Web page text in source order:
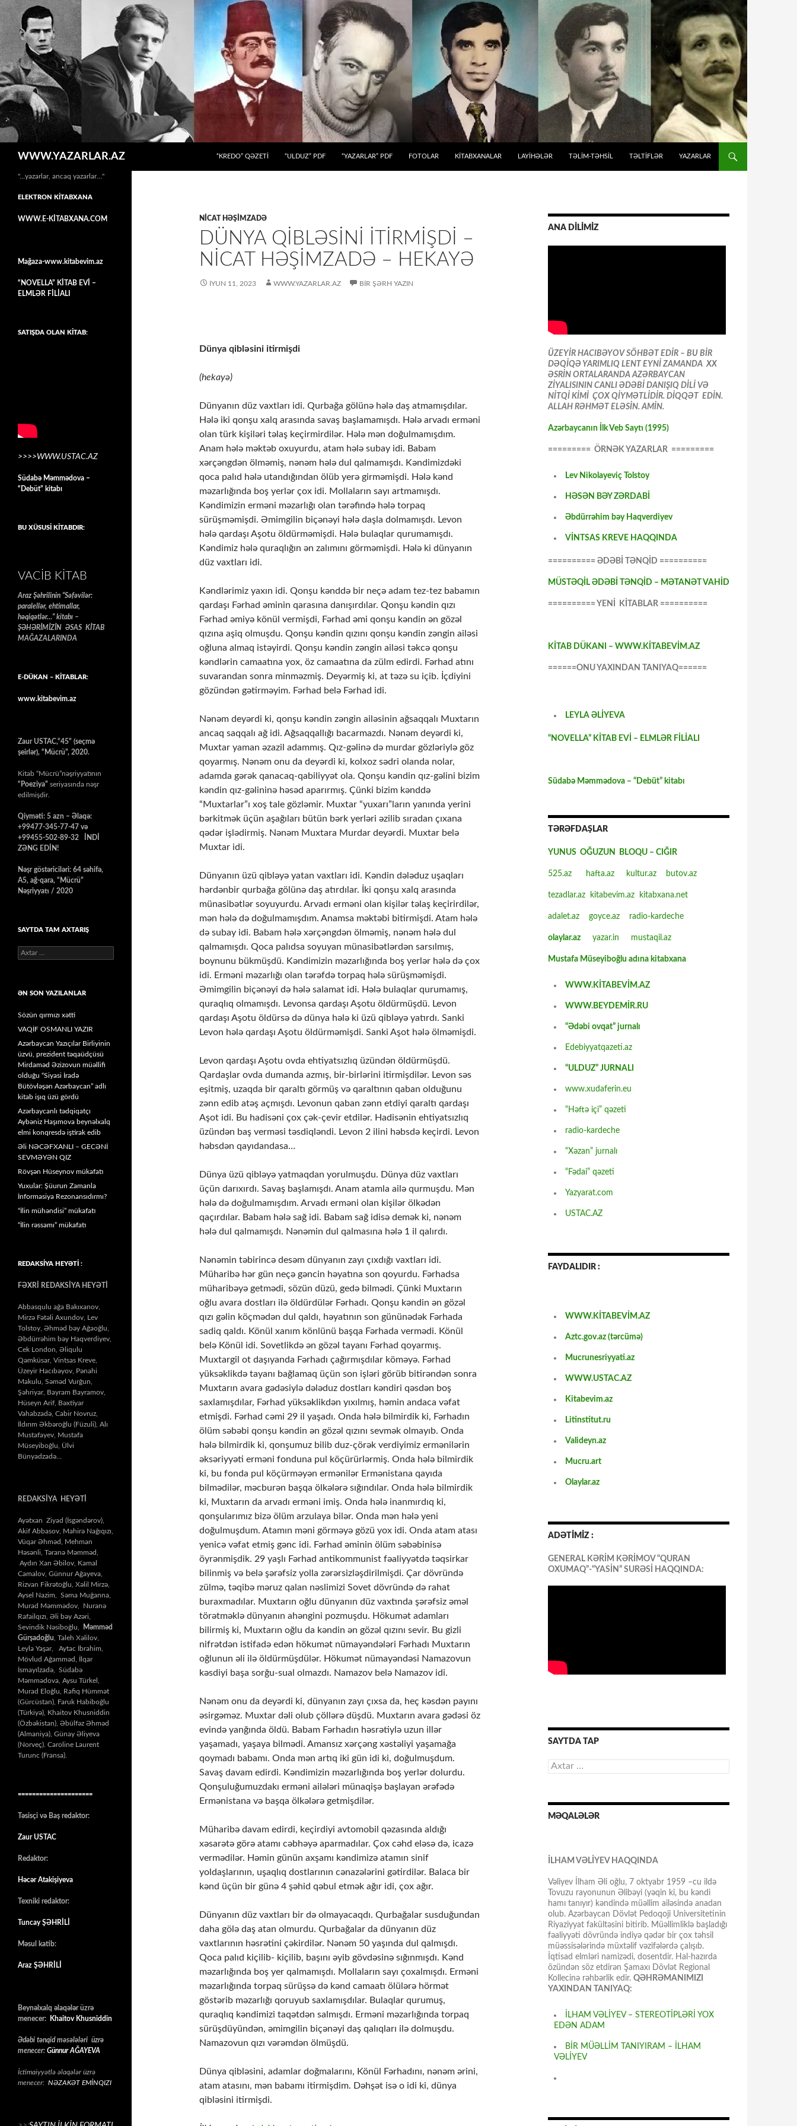
WWW.YAZARLAR.AZ
“KREDO” QƏZETİ
“ULDUZ” PDF “YAZARLAR” PDF FOTOLAR KİTABXANALAR LAYİHƏLƏR TƏLIM-TƏHSIL TƏLTİFLƏR YAZARLAR
NICAT HƏŞIMZADƏ
DÜNYA QIBLƏSINI ITIRMIŞDI –
NICAT HƏŞIMZADƏ – HEKAYƏ
İYUN 11, 2023 WWW.YAZARLAR.AZ BIR ŞƏRH YAZIN
Dünya qibləsini itirmişdi
(hekayə)
Dünyanın düz vaxtları idi. Qurbağa gölünə hələ daş atmamışdılar.
Hələ iki qonşu xalq arasında savaş başlamamışdı. Hələ arvadı erməni
olan türk kişiləri təlaş keçirmirdilər. Hələ mən doğulmamışdım.
Anam hələ məktəb oxuyurdu, atam hələ subay idi. Babam
xərçəngdən ölməmiş, nənəm hələ dul qalmamışdı. Kəndimizdəki
qoca palıd hələ utandığından ölüb yerə girməmişdi. Hələ kənd
məzarlığında boş yerlər çox idi. Mollaların sayı artmamışdı.
Kəndimizin erməni məzarlığı olan tərəfində hələ torpaq
sürüşməmişdi. Əmimgilin biçənəyi hələ daşla dolmamışdı. Levon
hələ qardaşı Aşotu öldürməmişdi. Hələ bulaqlar qurumamışdı.
Kəndimiz hələ quraqlığın ən zalımını görməmişdi. Hələ ki dünyanın
düz vaxtları idi.
Kəndlərimiz yaxın idi. Qonşu kənddə bir neçə adam tez-tez babamın
qardaşı Fərhad əminin qarasına danışırdılar. Qonşu kəndin qızı
Fərhad əmiyə könül vermişdi, Fərhad əmi qonşu kəndin ən gözəl
qızına aşiq olmuşdu. Qonşu kəndin qızını qonşu kəndin zəngin ailəsi
oğluna almaq istəyirdi. Qonşu kəndin zəngin ailəsi təkcə qonşu
kəndlərin camaatına yox, öz camaatına da zülm edirdi. Fərhad atını
suvarandan sonra minməzmiş. Deyərmiş ki, at təzə su içib. İçdiyini
gözündən gətirməyim. Fərhad belə Fərhad idi.
Nənəm deyərdi ki, qonşu kəndin zəngin ailəsinin ağsaqqalı Muxtarın
ancaq saqqalı ağ idi. Ağsaqqallığı bacarmazdı. Nənəm deyərdi ki,
Muxtar yaman əzazil adammış. Qız-gəlinə də murdar gözləriylə göz
qoyarmış. Nənəm onu da deyərdi ki, kolxoz sədri olanda nolar,
adamda gərək qanacaq-qabiliyyət ola. Qonşu kəndin qız-gəlini bizim
kəndin qız-gəlininə həsəd aparırmış. Çünki bizim kənddə
“Muxtarlar”ı xoş tale gözləmir. Muxtar “yuxarı”ların yanında yerini
bərkitmək üçün aşağıları bütün bərk yerləri əzilib sıradan çıxana
qədər işlədirmiş. Nənəm Muxtara Murdar deyərdi. Muxtar belə
Muxtar idi.
Dünyanın üzü qibləyə yatan vaxtları idi. Kəndin dələduz uşaqları
hərdənbir qurbağa gölünə daş atırdılar. İki qonşu xalq arasında
münasibətlər soyuyurdu. Arvadı erməni olan kişilər təlaş keçirirdilər,
mən hələ də doğulmamışdım. Anamsa məktəbi bitirmişdi. Atam hələ
də subay idi. Babam hələ xərçəngdən ölməmiş, nənəm hələ dul
qalmamışdı. Qoca palıdsa soyuyan münasibətlərdən sarsılmış,
boynunu bükmüşdü. Kəndimizin məzarlığında boş yerlər hələ də çox
idi. Erməni məzarlığı olan tərəfdə torpaq hələ sürüşməmişdi.
Əmimgilin biçənəyi də hələ salamat idi. Hələ bulaqlar qurumamış,
quraqlıq olmamışdı. Levonsa qardaşı Aşotu öldürmüşdü. Levon
qardaşı Aşotu öldürsə də dünya hələ ki üzü qibləyə yatırdı. Sanki
Levon hələ qardaşı Aşotu öldürməmişdi. Sanki Aşot hələ ölməmişdi.
Levon qardaşı Aşotu ovda ehtiyatsızlıq üzündən öldürmüşdü.
Qardaşlar ovda dumanda azmış, bir-birlərini itirmişdilər. Levon səs
eşitmiş, uzaqda bir qaraltı görmüş və qaraltının qaban olduğunu
zənn edib atəş açmışdı. Levonun qaban zənn etdiyi qaraltı qardaşı
Aşot idi. Bu hadisəni çox çək-çevir etdilər. Hadisənin ehtiyatsızlıq
üzündən baş verməsi təsdiqləndi. Levon 2 ilini həbsdə keçirdi. Levon
həbsdən qayıdandasa…
Dünya üzü qibləyə yatmaqdan yorulmuşdu. Dünya düz vaxtları
üçün darıxırdı. Savaş başlamışdı. Anam atamla ailə qurmuşdu. Mən
hələ də doğulmamışdım. Arvadı erməni olan kişilər ölkədən
qaçırdılar. Babam hələ sağ idi. Babam sağ idisə demək ki, nənəm
hələ dul qalmamışdı. Nənəmin dul qalmasına hələ 1 il qalırdı.
Nənəmin təbirincə desəm dünyanın zayı çıxdığı vaxtları idi.
Müharibə hər gün neçə gəncin həyatına son qoyurdu. Fərhadsa
müharibəyə getmədi, sözün düzü, gedə bilmədi. Çünki Muxtarın
oğlu avara dostları ilə öldürdülər Fərhadı. Qonşu kəndin ən gözəl
qızı gəlin köçmədən dul qaldı, həyatının son gününədək Fərhada
sadiq qaldı. Könül xanım könlünü başqa Fərhada vermədi. Könül
belə Könül idi. Sovetlikdə ən gözəl tayanı Fərhad qoyarmış.
Muxtargil ot daşıyanda Fərhadı çağırmışdılar köməyə. Fərhad
yüksəklikdə tayanı bağlamaq üçün son işləri görüb bitirəndən sonra
Muxtarın avara gədəsiylə dələduz dostları kəndiri qəsdən boş
saxlamışdılar, Fərhad yüksəklikdən yıxılmış, həmin andaca vəfat
etmişdi. Fərhad cəmi 29 il yaşadı. Onda hələ bilmirdik ki, Fərhadın
ölüm səbəbi qonşu kəndin ən gözəl qızını sevmək olmayıb. Onda
hələ bilmirdik ki, qonşumuz bilib duz-çörək verdiyimiz ermənilərin
əksəriyyəti erməni fonduna pul köçürürlərmiş. Onda hələ bilmirdik
ki, bu fonda pul köçürməyən ermənilər Ermənistana qayıda
bilmədilər, məcburən başqa ölkələrə sığındılar. Onda hələ bilmirdik
ki, Muxtarın da arvadı erməni imiş. Onda hələ inanmırdıq ki,
qonşularımız bizə ölüm arzulaya bilər. Onda mən hələ yeni
doğulmuşdum. Atamın məni görməyə gözü yox idi. Onda atam atası
yenicə vəfat etmiş gənc idi. Fərhad əminin ölüm səbəbinisə
öyrənmişdik. 29 yaşlı Fərhad antikommunist fəaliyyətdə təqsirkar
bilinmiş və belə şərəfsiz yolla zərərsizləşdirilmişdi. Çar dövründə
zülmə, təqibə məruz qalan nəslimizi Sovet dövründə də rahat
buraxmadılar. Muxtarın oğlu dünyanın düz vaxtında şərəfsiz əməl
törətməklə dünyanın ahəngini pozmuşdu. Hökumət adamları
bilirmiş ki, Muxtarın oğlu da kəndin ən gözəl qızını sevir. Bu gizli
nifrətdən istifadə edən hökumət nümayəndələri Fərhadı Muxtarın
oğlunun əli ilə öldürmüşdülər. Hökumət nümayəndəsi Namazovun
kəsdiyi başa sorğu-sual olmazdı. Namazov belə Namazov idi.
Nənəm onu da deyərdi ki, dünyanın zayı çıxsa da, heç kəsdən payını
əsirgəməz. Muxtar dəli olub çöllərə düşdü. Muxtarın avara gədəsi öz
evində yanğında öldü. Babam Fərhadın həsrətiylə uzun illər
yaşamadı, yaşaya bilmədi. Amansız xərçəng xəstəliyi yaşamağa
qoymadı babamı. Onda mən artıq iki gün idi ki, doğulmuşdum.
Savaş davam edirdi. Kəndimizin məzarlığında boş yerlər dolurdu.
Qonşuluğumuzdakı erməni ailələri münaqişə başlayan ərəfədə
Ermənistana və başqa ölkələrə getmişdilər.
Müharibə davam edirdi, keçirdiyi avtomobil qəzasında aldığı
xəsarətə görə atamı cəbhəyə aparmadılar. Çox cəhd eləsə də, icazə
vermədilər. Həmin günün axşamı kəndimizə atamın sinif
yoldaşlarının, uşaqlıq dostlarının cənazələrini gətirdilər. Balaca bir
kənd üçün bir günə 4 şəhid qəbul etmək ağır idi, çox ağır.
Dünyanın düz vaxtları bir də olmayacaqdı. Qurbağalar susduğundan
daha gölə daş atan olmurdu. Qurbağalar da dünyanın düz
vaxtlarının həsrətini çəkirdilər. Nənəm 50 yaşında dul qalmışdı.
Qoca palıd kiçilib- kiçilib, başını əyib gövdəsinə sığınmışdı. Kənd
məzarlığında boş yer qalmamışdı. Mollaların sayı çoxalmışdı. Erməni
məzarlığında torpaq sürüşsə də kənd camaatı ölülərə hörmət
göstərib məzarlığı qoruyub saxlamışdılar. Bulaqlar qurumuş,
quraqlıq kəndimizi taqətdən salmışdı. Erməni məzarlığında torpaq
sürüşdüyündən, əmimgilin biçənəyi daş qalıqları ilə dolmuşdu.
Namazovun qızı vərəmdən ölmüşdü.
Dünya qibləsini, adamlar doğmalarını, Könül Fərhadını, nənəm ərini,
atam atasını, mən babamı itirmişdim. Dəhşət isə o idi ki, dünya
qibləsini itirmişdi.
ANA DİLİMİZ
ÜZEYİR HACIBƏYOV SÖHBƏT EDİR – BU BİR
DƏQİQƏ YARIMLIQ LENT EYNİ ZAMANDA XX
ƏSRİN ORTALARANDA AZƏRBAYCAN
ZİYALISININ CANLI ƏDƏBİ DANIŞIQ DİLİ VƏ
NİTQİ KİMİ ÇOX QİYMƏTLİDİR. DİQQƏT EDİN.
ALLAH RƏHMƏT ELƏSİN. AMİN.
Azərbaycanın İlk Veb Saytı (1995)
========= ÖRNƏK YAZARLAR =========
Lev Nikolayeviç Tolstoy
HƏSƏN BƏY ZƏRDABİ
Əbdürrəhim bəy Haqverdiyev
VİNTSAS KREVE HAQQINDA
========== ƏDƏBİ TƏNQİD ==========
MÜSTƏQİL ƏDƏBİ TƏNQİD – MƏTANƏT VAHİD
========== YENİ KİTABLAR ==========
KİTAB DÜKANI – WWW.KİTABEVİM.AZ
======ONU YAXINDAN TANIYAQ======
LEYLA ƏLİYEVA
“NOVELLA” KİTAB EVİ – ELMLƏR FİLİALI
Südabə Məmmədova – “Debüt” kitabı
TƏRƏFDAŞLAR
YUNUS OĞUZUN BLOQU – CIĞIR
525.az hafta.az kultur.az butov.az
tezadlar.az kitabevim.az kitabxana.net
adalet.az goyce.az radio-kardeche
olaylar.az yazar.in mustaqil.az
Mustafa Müseyiboğlu adına kitabxana
WWW.KİTABEVİM.AZ
WWW.BEYDEMİR.RU
“Ədəbi ovqat” jurnalı
Edebiyyatqazeti.az
“ULDUZ” JURNALI
www.xudaferin.eu
“Həftə içi” qəzeti
radio-kardeche
“Xəzan” jurnalı
“Fədai” qəzeti
Yazyarat.com
USTAC.AZ
FAYDALIDIR :
WWW.KİTABEVİM.AZ
Aztc.gov.az (tərcümə)
Mucrunesriyyati.az
WWW.USTAC.AZ
Kitabevim.az
Litinstitut.ru
Valideyn.az
Mucru.art
Olaylar.az
ADƏTİMİZ :
GENERAL KƏRİM KƏRİMOV “QURAN
OXUMAQ”-“YASİN” SURƏSİ HAQQINDA:
SAYTDA TAP
Axtarış:
MƏQALƏLƏR
İLHAM VƏLİYEV HAQQINDA
Vəliyev İlham Əli oğlu, 7 oktyabr 1959 –cu ildə
Tovuzu rayonunun Əlibəyi (yəqin ki, bu kəndi
hamı tanıyır) kəndində müəllim ailəsində anadan
olub. Azərbaycan Dövlət Pedoqoji Universitetinin
Riyaziyyat fakültəsini bitirib. Müəllimliklə başladığı
fəaliyyəti dövründə indiyə qədər bir çox təhsil
müəssisələrində müxtəlif vəzifələrdə çalışıb.
İqtisad elmləri namizədi, dosentdir. Hal-hazırda
özündən söz etdirən Şamaxı Dövlət Regional
Kollecinə rəhbərlik edir. QƏHRƏMANIMIZI
YAXINDAN TANIYAQ:
İLHAM VƏLİYEV – STEREOTİPLƏRİ YOX
EDƏN ADAM
BİR MÜƏLLİM TANIYIRAM – İLHAM
VƏLİYEV
"…yazarlar, ancaq yazarlar…"
ELEKTRON KİTABXANA
WWW.E-KİTABXANA.COM
Mağaza-www.kitabevim.az
“NOVELLA” KİTAB EVİ –
ELMLƏR FİLİALI
SATIŞDA OLAN KİTAB:
>>>>WWW.USTAC.AZ
Südabə Məmmədova –
“Debüt” kitabı
BU XÜSUSİ KİTABDIR:
VACIB KITAB
Araz Şəhrilinin “Səfəvilər:
paralellər, ehtimallar,
həqiqətlər…” kitabı –
ŞƏHƏRİMİZİN ƏSAS KİTAB
MAĞAZALARINDA
E-DÜKAN – KİTABLAR:
www.kitabevim.az
Zaur USTAC,“45” (seçmə
şeirlər), “Mücrü”, 2020.
Kitab “Mücrü”nəşriyyatının
“Poeziya” seriyasında nəşr
edilmişdir.
Qiyməti: 5 azn – Əlaqə:
+99477-345-77-47 və
+99455-502-89-32 İNDİ
ZƏNG EDİN!
Nəşr göstəriciləri: 64 səhifə,
A5, ağ-qara, “Mücrü”
Nəşriyyatı / 2020
SAYTDA TAM AXTARIŞ
Axtarış:
ƏN SON YAZILANLAR
Sözün qırmızı xətti
VAQİF OSMANLI YAZIR
Azərbaycan Yazıçılar Birliyinin
üzvü, prezident təqaüdçüsü
Mirdaməd Əzizovun müəllifi
olduğu “Siyasi İradə
Bütövləşən Azərbaycan” adlı
kitab işıq üzü gördü
Azərbaycanlı tədqiqatçı
Aybəniz Haşımova beynəlxalq
elmi konqresdə iştirak edib
Əli NƏCƏFXANLI – GECƏNİ
SEVMƏYƏN QIZ
Rövşən Hüseynov mükafatı
Yuxular: Şüurun Zamanla
İnformasiya Rezonansıdırmı?
“İlin mühəndisi” mükafatı
“İlin rəssamı” mükafatı
REDAKSİYA HEYƏTİ :
FƏXRİ REDAKSİYA HEYƏTİ
Abbasqulu ağa Bakıxanov,
Mirzə Fətəli Axundov, Lev
Tolstoy, Əhməd bəy Ağaoğlu,
Əbdürrəhim bəy Haqverdiyev,
Cek London, Əliqulu
Qəmküsar, Vintsas Kreve,
Üzeyir Hacıbəyov, Pənahi
Makulu, Səməd Vurğun,
Şəhriyar, Bayram Bayramov,
Hüseyn Arif, Bəxtiyar
Vahabzadə, Cabir Novruz,
İldırım Əkbəroğlu (Füzuli), Alı
Mustafayev, Mustafa
Müseyiboğlu, Ülvi
Bünyadzadə…
REDAKSİYA HEYƏTİ
Ayətxan Ziyad (İsgəndərov),
Akif Abbasov, Mahirə Nağıqızı,
Vüqar Əhməd, Mehman
Həsənli, Təranə Məmməd,
Aydın Xan Əbilov, Kamal
Camalov, Günnur Ağayeva,
Rizvan Fikrətoğlu, Xəlil Mirzə,
Aysel Nazim, Səma Muğanna,
Murad Məmmədov, Nuranə
Rafailqızı, Əli bəy Azəri,
Sevindik Nəsiboğlu,
Məmməd
Gürşadoğlu , Taleh Xəlilov,
Leyla Yaşar, Aytac İbrahim,
Mövlud Ağamməd, İlqar
İsmayılzadə, Südabə
Məmmədova, Aysu Türkel,
Murad Eloğlu, Rafiq Hümmət
(Gürcüstan), Faruk Habiboğlu
(Türkiyə), Khaitov Khusniddin
(Özbəkistan), Əbülfəz Əhməd
(Almaniya), Günay Əliyeva
(Norveç). Caroline Laurent
Turunc (Fransa).
=====================
Təsisçi və Baş redaktor:
Zaur USTAC
Redaktor:
Həcər Atakişiyeva
Texniki redaktor:
Tuncay ŞƏHRİLİ
Məsul katib:
Araz ŞƏHRİLİ
Beynəlxalq əlaqələr üzrə
menecer:
Khaitov Khusniddin
Ədəbi tənqid məsələləri üzrə
menecer: Günnur AĞAYEVA
İctimaiyyətlə əlaqələr üzrə
menecer: NƏZAKƏT EMİNQIZI